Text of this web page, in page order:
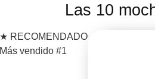
Las 10
★ RECOMENDADO
Más vendido #1